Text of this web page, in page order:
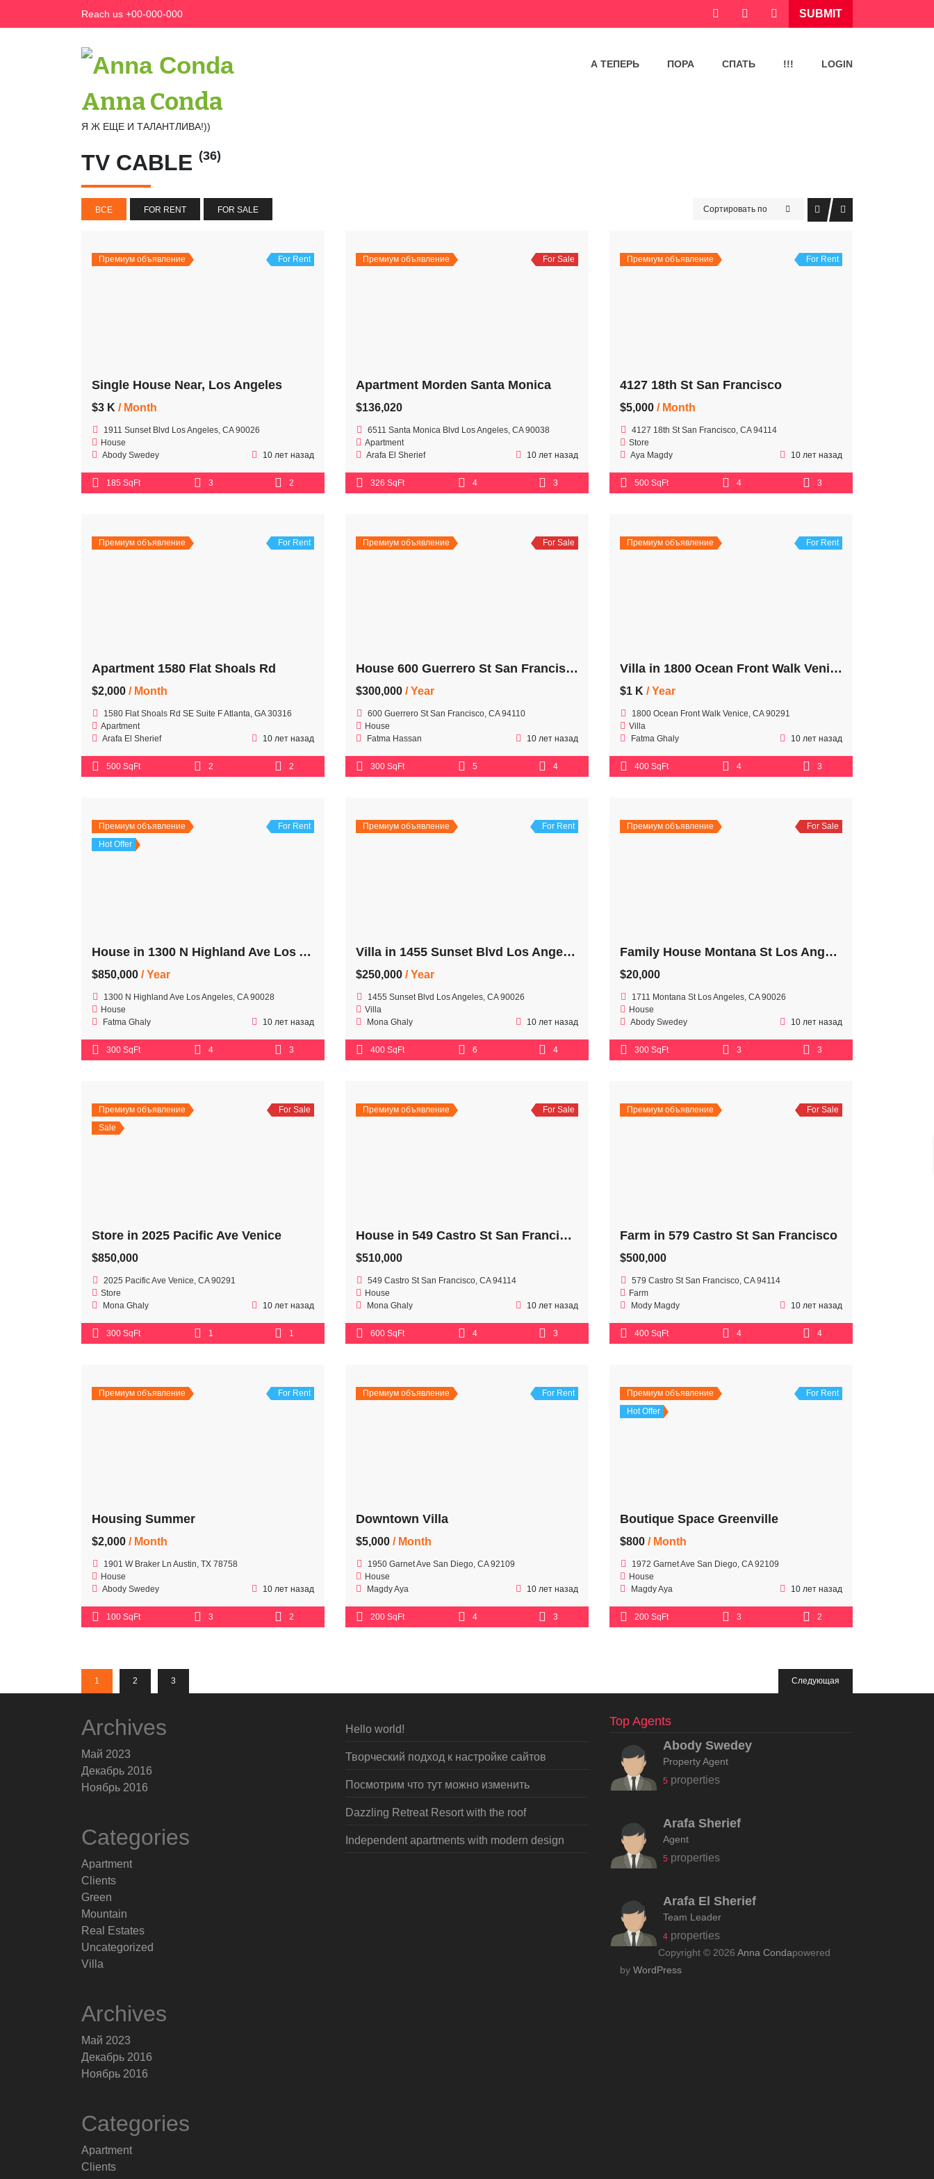
Reach us +00-000-000 SUBMIT
Anna Conda
Я Ж ЕЩЕ И ТАЛАНТЛИВА!))
А ТЕПЕРЬ ПОРА СПАТЬ !!! LOGIN
TV CABLE (36)
ВСЕ FOR RENT FOR SALE Сортировать по
Премиум объявление For Rent
Single House Near, Los Angeles
$3 K / Month
1911 Sunset Blvd Los Angeles, CA 90026
House
Abody Swedey
10 лет назад
185 SqFt 3 2
Премиум объявление For Sale
Apartment Morden Santa Monica
$136,020
6511 Santa Monica Blvd Los Angeles, CA 90038
Apartment
Arafa El Sherief
10 лет назад
326 SqFt 4 3
Премиум объявление For Rent
4127 18th St San Francisco
$5,000 / Month
4127 18th St San Francisco, CA 94114
Store
Aya Magdy
10 лет назад
500 SqFt 4 3
Премиум объявление For Rent
Apartment 1580 Flat Shoals Rd
$2,000 / Month
1580 Flat Shoals Rd SE Suite F Atlanta, GA 30316
Apartment
Arafa El Sherief
10 лет назад
500 SqFt 2 2
Премиум объявление For Sale
House 600 Guerrero St San Francisco
$300,000 / Year
600 Guerrero St San Francisco, CA 94110
House
Fatma Hassan
10 лет назад
300 SqFt 5 4
Премиум объявление For Rent
Villa in 1800 Ocean Front Walk Venice
$1 K / Year
1800 Ocean Front Walk Venice, CA 90291
Villa
Fatma Ghaly
10 лет назад
400 SqFt 4 3
Премиум объявление
Hot Offer
For Rent
House in 1300 N Highland Ave Los Angeles
$850,000 / Year
1300 N Highland Ave Los Angeles, CA 90028
House
Fatma Ghaly
10 лет назад
300 SqFt 4 3
Премиум объявление For Rent
Villa in 1455 Sunset Blvd Los Angeles
$250,000 / Year
1455 Sunset Blvd Los Angeles, CA 90026
Villa
Mona Ghaly
10 лет назад
400 SqFt 6 4
Премиум объявление For Sale
Family House Montana St Los Angeles
$20,000
1711 Montana St Los Angeles, CA 90026
House
Abody Swedey
10 лет назад
300 SqFt 3 3
Премиум объявление
Sale
For Sale
Store in 2025 Pacific Ave Venice
$850,000
2025 Pacific Ave Venice, CA 90291
Store
Mona Ghaly
10 лет назад
300 SqFt 1 1
Премиум объявление For Sale
House in 549 Castro St San Francisco
$510,000
549 Castro St San Francisco, CA 94114
House
Mona Ghaly
10 лет назад
600 SqFt 4 3
Премиум объявление For Sale
Farm in 579 Castro St San Francisco
$500,000
579 Castro St San Francisco, CA 94114
Farm
Mody Magdy
10 лет назад
400 SqFt 4 4
Премиум объявление For Rent
Housing Summer
$2,000 / Month
1901 W Braker Ln Austin, TX 78758
House
Abody Swedey
10 лет назад
100 SqFt 3 2
Премиум объявление For Rent
Downtown Villa
$5,000 / Month
1950 Garnet Ave San Diego, CA 92109
House
Magdy Aya
10 лет назад
200 SqFt 4 3
Премиум объявление
Hot Offer
For Rent
Boutique Space Greenville
$800 / Month
1972 Garnet Ave San Diego, CA 92109
House
Magdy Aya
10 лет назад
200 SqFt 3 2
1 2 3 Следующая
Archives
Май 2023
Декабрь 2016
Ноябрь 2016
Categories
Apartment
Clients
Green
Mountain
Real Estates
Uncategorized
Villa
Archives
Май 2023
Декабрь 2016
Ноябрь 2016
Categories
Apartment
Clients
Hello world!
Творческий подход к настройке сайтов
Посмотрим что тут можно изменить
Dazzling Retreat Resort with the roof
Independent apartments with modern design
Top Agents
Abody Swedey
Property Agent
5 properties
Arafa Sherief
Agent
5 properties
Arafa El Sherief
Team Leader
4 properties
Copyright © 2026 Anna Condapowered
by WordPress